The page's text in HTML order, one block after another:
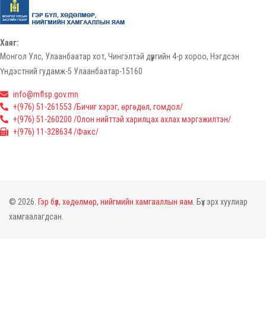
Хаяг:
Монгол Улс, Улаанбаатар хот, Чингэлтэй дүүргийн 4-р хороо, Нэгдсэн
Үндэстний гудамж-5 Улаанбаатар-15160
info@mflsp.gov.mn
+(976) 51-261553 /Бичиг хэрэг, өргөдөл, гомдол/
+(976) 51-260200 /Олон нийттэй харилцах ахлах мэргэжилтэн/
+(976) 11-328634 /Факс/
© 2026. Гэр бүл, хөдөлмөр, нийгмийн хамгааллын яам. Бүх эрх хуулиар
хамгаалагдсан.